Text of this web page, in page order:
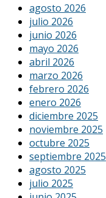
agosto 2026
julio 2026
junio 2026
mayo 2026
abril 2026
marzo 2026
febrero 2026
enero 2026
diciembre 2025
noviembre 2025
octubre 2025
septiembre 2025
agosto 2025
julio 2025